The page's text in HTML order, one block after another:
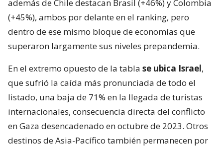
además de Chile destacan Brasil (+46%) y Colombia
(+45%), ambos por delante en el ranking, pero
dentro de ese mismo bloque de economías que
superaron largamente sus niveles prepandemia.
En el extremo opuesto de la tabla se ubica Israel,
que sufrió la caída más pronunciada de todo el
listado, una baja de 71% en la llegada de turistas
internacionales, consecuencia directa del conflicto
en Gaza desencadenado en octubre de 2023. Otros
destinos de Asia-Pacífico también permanecen por